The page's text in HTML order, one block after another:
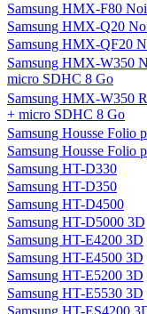
Samsung HMX-F80
Samsung HMX-Q20
Samsung HMX-QF20
Samsung HMX-W350
micro SDHC 8 Go
Samsung HMX-W350
+ micro SDHC 8 Go
Samsung Housse Folio
Samsung Housse Folio
Samsung HT-D330
Samsung HT-D350
Samsung HT-D4500
Samsung HT-D5000 3D
Samsung HT-E4200 3D
Samsung HT-E4500 3D
Samsung HT-E5200 3D
Samsung HT-E5530 3D
Samsung HT-ES4200